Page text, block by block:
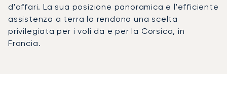
d'affari. La sua posizione panoramica e l'efficiente
assistenza a terra lo rendono una scelta
privilegiata per i voli da e per la Corsica, in
Francia.